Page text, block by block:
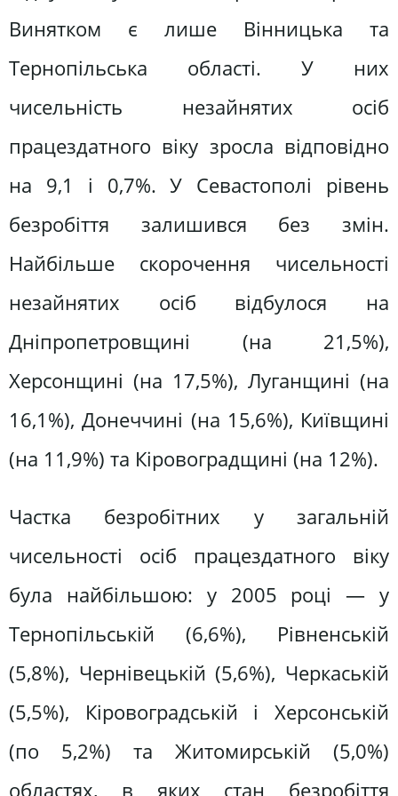
Винятком є лише Вінницька та
Тернопільська області. У них
чисельність незайнятих осіб
працездатного віку зросла відповідно
на 9,1 і 0,7%. У Севастополі рівень
безробіття залишився без змін.
Найбільше скорочення чисельності
незайнятих осіб відбулося на
Дніпропетровщині (на 21,5%),
Херсонщині (на 17,5%), Луганщині (на
16,1%), Донеччині (на 15,6%), Київщині
(на 11,9%) та Кіровоградщині (на 12%).
Частка безробітних у загальній
чисельності осіб працездатного віку
була найбільшою: у 2005 році — у
Тернопільській (6,6%), Рівненській
(5,8%), Чернівецькій (5,6%), Черкаській
(5,5%), Кіровоградській і Херсонській
(по 5,2%) та Житомирській (5,0%)